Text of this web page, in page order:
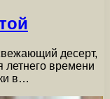
десерт,
летнего времени
в…